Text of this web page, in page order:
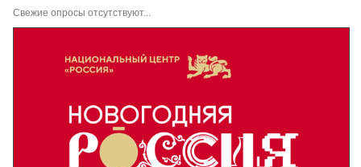
Свежие опросы отсутствуют...